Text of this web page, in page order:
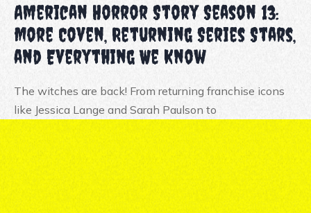
American Horror Story Season 13:
More Coven, Returning Series Stars,
and Everything We Know
The witches are back! From returning franchise icons
like Jessica Lange and Sarah Paulson to